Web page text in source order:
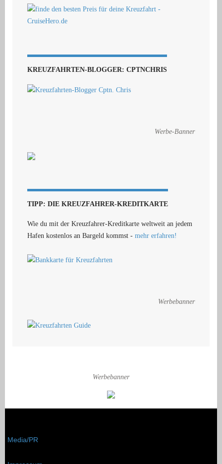
KREUZFAHRTEN-BLOGGER: CPTNCHRIS
Werbe-Banner
TIPP: DIE KREUZFAHRER-KREDITKARTE
Wie du mit der Kreuzfahrer-Kreditkarte weltweit an jedem
Hafen kostenlos an Bargeld kommst - mehr erfahren!
Werbebanner
Werbebanner
Media/PR